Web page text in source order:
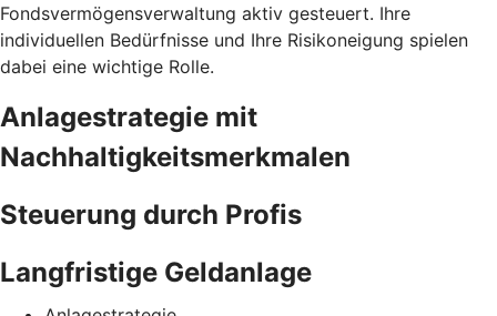
Fondsvermögensverwaltung aktiv gesteuert. Ihre
individuellen Bedürfnisse und Ihre Risikoneigung spielen
dabei eine wichtige Rolle.
Anlagestrategie mit
Nachhaltigkeitsmerkmalen
Steuerung durch Profis
Langfristige Geldanlage